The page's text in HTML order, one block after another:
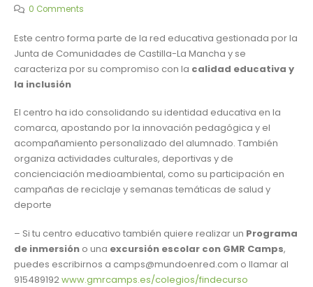
0 Comments
Este centro forma parte de la red educativa gestionada por la
Junta de Comunidades de Castilla-La Mancha y se
caracteriza por su compromiso con la calidad educativa y
la inclusión
El centro ha ido consolidando su identidad educativa en la
comarca, apostando por la innovación pedagógica y el
acompañamiento personalizado del alumnado. También
organiza actividades culturales, deportivas y de
concienciación medioambiental, como su participación en
campañas de reciclaje y semanas temáticas de salud y
deporte
– Si tu centro educativo también quiere realizar un Programa
de inmersión o una excursión escolar con GMR Camps,
puedes escribirnos a camps@mundoenred.com o llamar al
915489192www.gmrcamps.es/colegios/findecurso